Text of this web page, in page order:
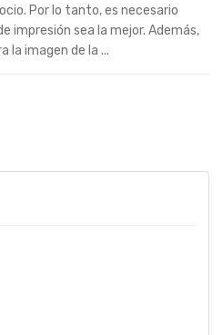
Por lo tanto, es necesario
impresión sea la mejor. Además,
la imagen de la ...